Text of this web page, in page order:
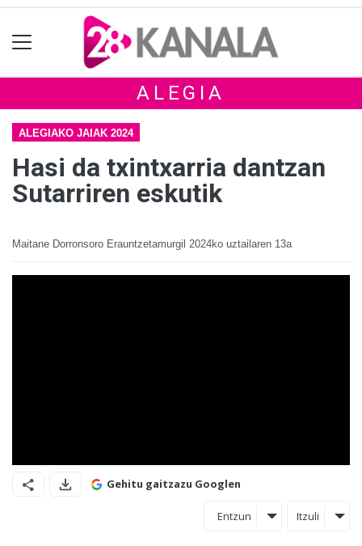
ALEGIA
ALEGIAKO JAIAK 2024
Hasi da txintxarria dantzan
Sutarriren eskutik
Maitane Dorronsoro Erauntzetamurgil 2024ko uztailaren 13a
Gehitu gaitzazu Googlen
Entzun Itzuli